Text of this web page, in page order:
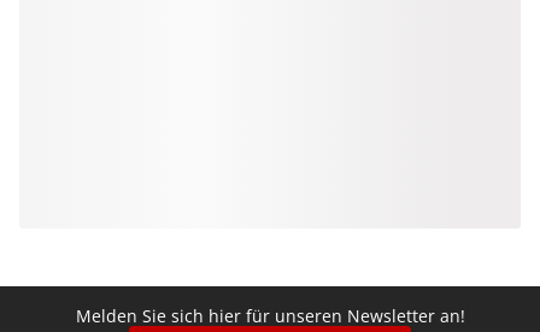
Melden Sie sich hier für unseren Newsletter an!